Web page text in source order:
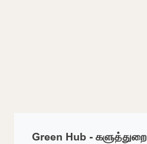
Green Hub - களுத்துறை